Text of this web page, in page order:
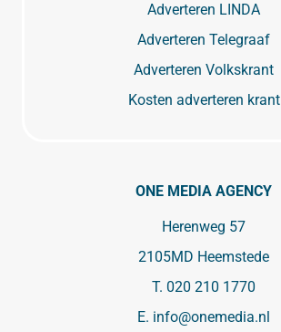
Adverteren LINDA
Adverteren Telegraaf
Adverteren Volkskrant
Kosten adverteren krant
ONE MEDIA AGENCY
Herenweg 57
2105MD Heemstede
T. 020 210 1770
E. info@onemedia.nl